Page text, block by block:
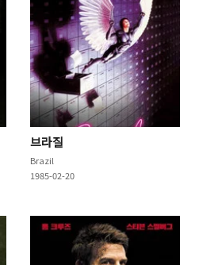
브라질
Brazil
1985-02-20